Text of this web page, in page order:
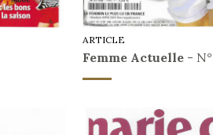
ARTICLE
Femme Actuelle-